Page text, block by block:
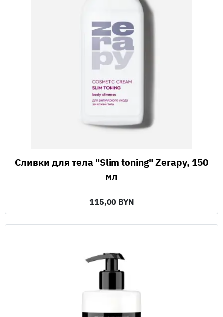
Сливки для тела "Slim toning" Zerapy, 150
мл
115,00 BYN